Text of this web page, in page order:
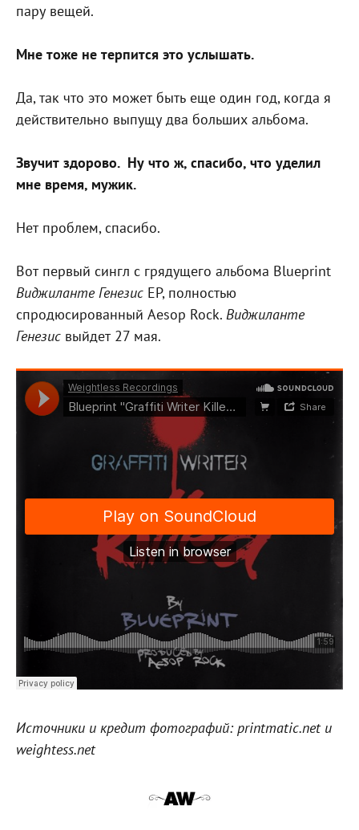
пару вещей.
Мне тоже не терпится это услышать.
Да, так что это может быть еще один год, когда я
действительно выпущу два больших альбома.
Звучит здорово. Ну что ж, спасибо, что уделил
мне время, мужик.
Нет проблем, спасибо.
Вот первый сингл с грядущего альбома Blueprint
Виджиланте Генезис EP, полностью
спродюсированный Aesop Rock. Виджиланте
Генезис выйдет 27 мая.
Источники и кредит фотографий: printmatic.net и
weightess.net